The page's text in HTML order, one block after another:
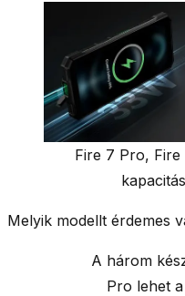
Fire 7 Pro,
Melyik modellt érdemes
A három
Pro lehet